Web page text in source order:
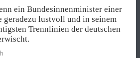
ein Bundesinnenminister einer
geradezu lustvoll und in seinem
Trennlinien der deutschen